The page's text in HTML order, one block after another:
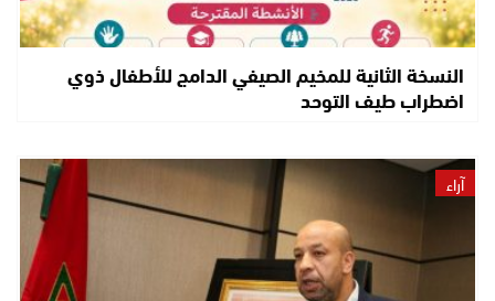
النسخة الثانية للمخيم الصيفي الدامج للأطفال ذوي
اضطراب طيف التوحد
آراء